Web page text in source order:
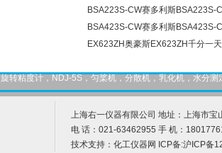
BSA223S-CW赛多利斯BSA223S-
BSA423S-CW赛多利斯BSA423S-
EX623ZH奥豪斯EX623ZH千分一
旋转粘度计，NDJ-5S，匀桨机，分散机，乳化机，水分
上海右一仪器有限公司 地址：上海市宝
电 话：021-63462955 手 机：
技术支持： 化工仪器网 ICP备:沪ICP备